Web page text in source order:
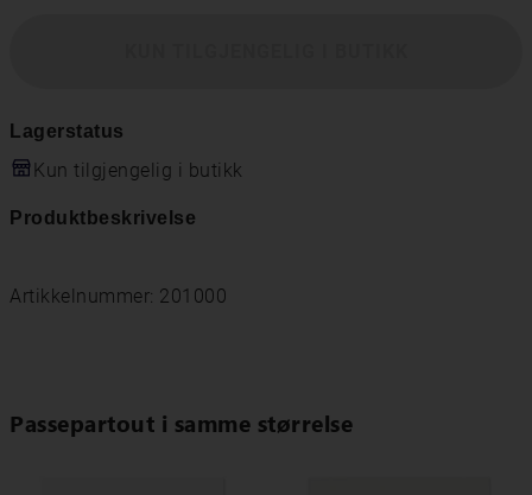
Lagerstatus
Kun tilgjengelig i butikk
Produktbeskrivelse
Artikkelnummer: 201000
Passepartout i samme størrelse